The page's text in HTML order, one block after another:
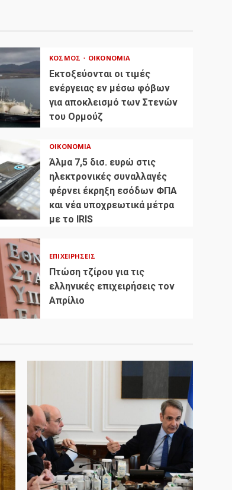
ΚΌΣΜΟΣ ΟΙΚΟΝΟΜΊΑ
Εκτοξεύονται οι τιμές
ενέργειας εν μέσω φόβων
για αποκλεισμό των Στενών
του Ορμούζ
ΟΙΚΟΝΟΜΊΑ
Άλμα 7,5 δισ. ευρώ στις
ηλεκτρονικές συναλλαγές
φέρνει έκρηξη εσόδων ΦΠΑ
και νέα υποχρεωτικά μέτρα
με το IRIS
ΕΠΙΧΕΙΡΉΣΕΙΣ
Πτώση τζίρου για τις
ελληνικές επιχειρήσεις τον
Απρίλιο